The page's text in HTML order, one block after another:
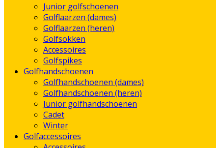
Junior golfschoenen
Golflaarzen (dames)
Golflaarzen (heren)
Golfsokken
Accessoires
Golfspikes
Golfhandschoenen
Golfhandschoenen (dames)
Golfhandschoenen (heren)
Junior golfhandschoenen
Cadet
Winter
Golfaccessoires